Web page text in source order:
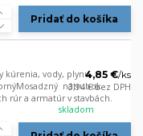
Pridať do košíka
kúrenia, vody, plynu,
nátrubok
rúr a armatúr v stavbách.
4,85 €/ks
3,94 €bez DPH
skladom